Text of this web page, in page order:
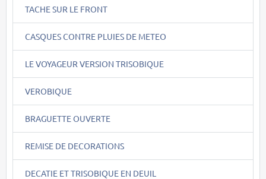
TACHE SUR LE FRONT
CASQUES CONTRE PLUIES DE METEO
LE VOYAGEUR VERSION TRISOBIQUE
VEROBIQUE
BRAGUETTE OUVERTE
REMISE DE DECORATIONS
DECATIE ET TRISOBIQUE EN DEUIL